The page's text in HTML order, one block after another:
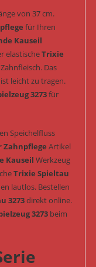
von 37 cm.
für Ihren
Kauseil
elastischeTrixie
Das
leicht zu tragen.
3273für
Speichelfluss
Zahnpflege Artikel
Kauseil Werkzeug
Trixie Spieltau
lautlos. Bestellen
3273direkt online.
3273beim